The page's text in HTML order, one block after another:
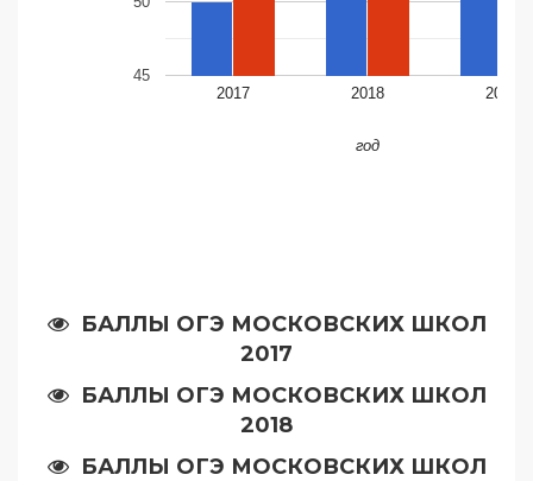
2017 2018 2019
45
год
БАЛЛЫ ОГЭ МОСКОВСКИХ ШКОЛ
2017
БАЛЛЫ ОГЭ МОСКОВСКИХ ШКОЛ
2018
БАЛЛЫ ОГЭ МОСКОВСКИХ ШКОЛ